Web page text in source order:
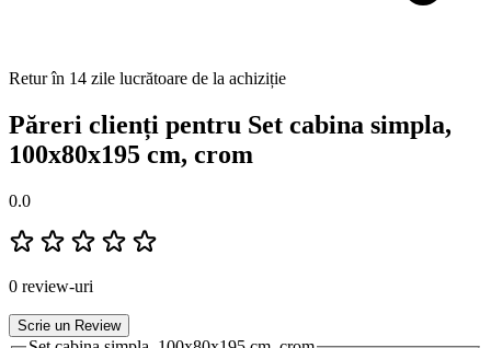
Retur în 14 zile lucrătoare de la achiziție
Păreri clienți pentru Set cabina simpla,
100x80x195 cm, crom
0.0
0 review-uri
Scrie un Review